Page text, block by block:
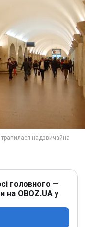
головного —
на OBOZ.UA у